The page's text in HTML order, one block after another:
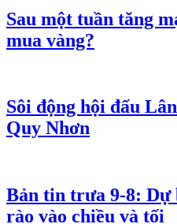
Sau một tuần tăng
mua vàng?
Sôi động hội đấu
Quy Nhơn
Bản tin trưa 9-8: Dự
rào vào chiều và tối